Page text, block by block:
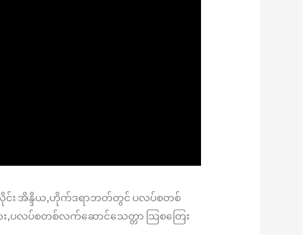
း အိန္ဒိယ,ဟိုက်ဒရာဘတ်တွင် ပလပ်စတစ်
ပလပ်စတစ်လက်ဆောင်သေတ္တာ သြစတြေး